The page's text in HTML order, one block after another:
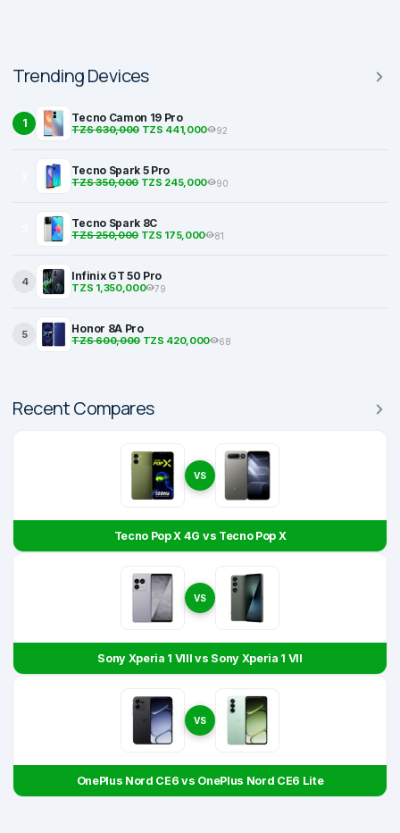
Trending Devices
1 Tecno Camon 19 Pro
TZS 630,000TZS 441,000 92
Tecno Spark 5 Pro
TZS 350,000TZS 245,000 90
Tecno Spark 8C
TZS 250,000TZS 175,000 81
4 Infinix GT 50 Pro
TZS 1,350,000 79
5 Honor 8A Pro
TZS 600,000TZS 420,000 68
Recent Compares
VS
Tecno Pop X 4G vs Tecno Pop X
VS
Sony Xperia 1 VIII vs Sony Xperia 1 VII
VS
OnePlus Nord CE6 vs OnePlus Nord CE6 Lite